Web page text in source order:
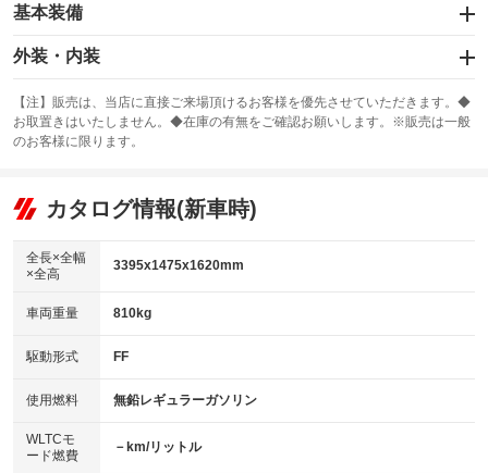
基本装備
エアバッグ：運転席/助手席
：装備あり
：装備なし
サンルーフ
：装備なし ABS
リフトアップ
：装備なし
：装備なし
パワーウィンドウ
アイドリングストップ
：装備あり
USB入力端子
：装備なし
100V電源
：装備なし
センターデフロック
：装備なし
外装・内装
カーナビ：SDナビ
：装備あり
TV
：装備なし
ビジュアル：-／DVD再生
：装備あり
：装備なし
革シート
キーレス
HID(キセノンライト)
：装備なし
バックカメラ
：装備あり
エアロ
：装備なし
【注】販売は、当店に直接ご来場頂けるお客様を優先させていただきます。◆
お取置きはいたしません。◆在庫の有無をご確認お願いします。※販売は一般
のお客様に限ります。
カタログ情報(新車時)
全長×全幅
×全高
3395x1475x1620mm
車両重量 810kg
駆動形式 FF
使用燃料 無鉛レギュラーガソリン
WLTCモ
ード燃費
－km/リットル